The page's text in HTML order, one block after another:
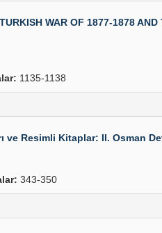
WAR OF 1877-1878
1135-1138
ve Resimli Kitaplar: II. Osman
343-350